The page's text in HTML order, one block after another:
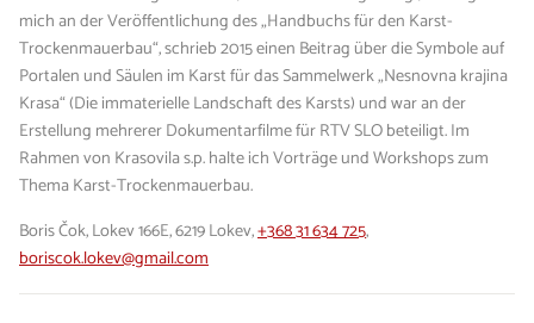
mich an der Veröffentlichung des „Handbuchs für den Karst-
Trockenmauerbau“, schrieb 2015 einen Beitrag über die Symbole auf
Portalen und Säulen im Karst für das Sammelwerk „Nesnovna krajina
Krasa“ (Die immaterielle Landschaft des Karsts) und war an der
Erstellung mehrerer Dokumentarfilme für RTV SLO beteiligt. Im
Rahmen von Krasovila s.p. halte ich Vorträge und Workshops zum
Thema Karst-Trockenmauerbau.
Boris Čok, Lokev 166E, 6219 Lokev,+368 31 634 725,
boriscok.lokev@gmail.com